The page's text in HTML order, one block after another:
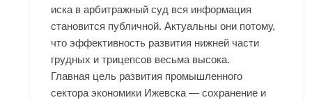
иска в арбитражный суд вся информация
становится публичной. Актуальны они потому,
что эффективность развития нижней части
грудных и трицепсов весьма высока.
Главная цель развития промышленного
сектора экономики Ижевска — сохранение и